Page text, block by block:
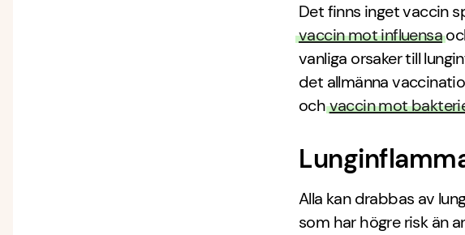
Det finns inget vaccin
vaccin mot influensa
vanliga orsaker till
det allmänna
ochvaccin mot
Alla kan drabbas av
som har högre risk än